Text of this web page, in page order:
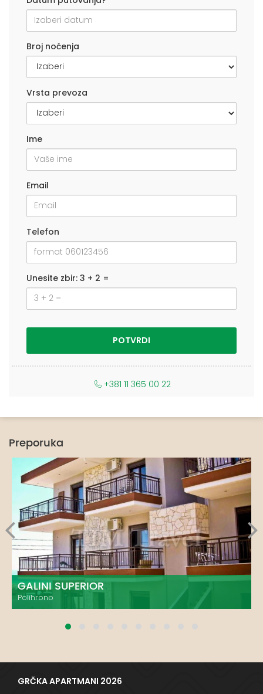
Broj noćenja
Vrsta prevoza
Ime
Email
Telefon
Unesite zbir: 3 + 2 =
+381 11 365 00 22
Preporuka
GALINI SUPERIOR
Polihrono
GRČKA APARTMANI 2026